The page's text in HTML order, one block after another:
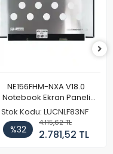
NE156FHM-NXA V18.0
Notebook Ekran Paneli
144Hz
Stok Kodu: LUCNLF83NF
%32
4.115,62 TL
2.781,52 TL